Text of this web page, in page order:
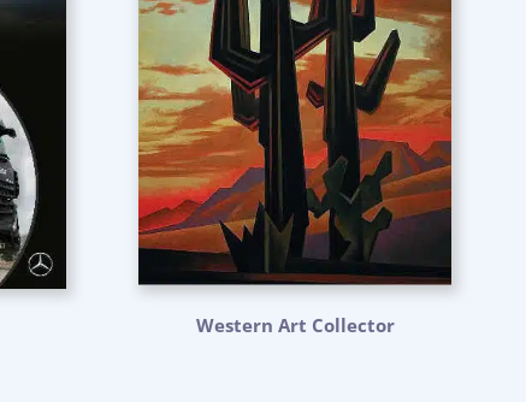
Western Art Collector